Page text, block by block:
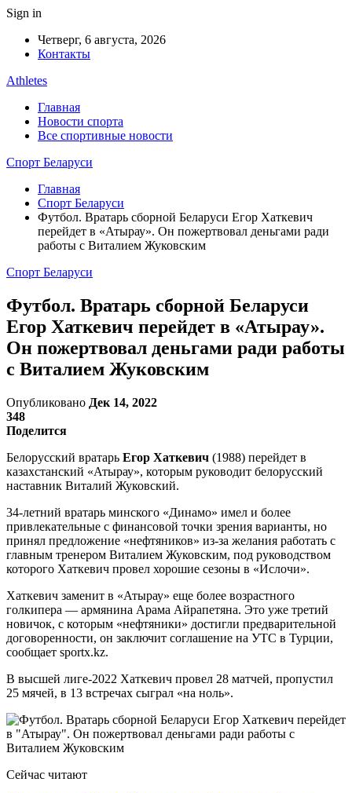
Sign in
Четверг, 6 августа, 2026
Контакты
Athletes
Главная
Новости спорта
Все спортивные новости
Спорт Беларуси
Главная
Спорт Беларуси
Футбол. Вратарь сборной Беларуси Егор Хаткевич
перейдет в «Атырау». Он пожертвовал деньгами ради
работы с Виталием Жуковским
Спорт Беларуси
Футбол. Вратарь сборной Беларуси
Егор Хаткевич перейдет в «Атырау».
Он пожертвовал деньгами ради работы
с Виталием Жуковским
Опубликовано Дек 14, 2022
348
Поделится
Белорусский вратарь Егор Хаткевич (1988) перейдет в
казахстанский «Атырау», которым руководит белорусский
наставник Виталий Жуковский.
34-летний вратарь минского «Динамо» имел и более
привлекательные с финансовой точки зрения варианты, но
принял предложение «нефтяников» из-за желания работать с
главным тренером Виталием Жуковским, под руководством
которого Хаткевич провел хорошие сезоны в «Ислочи».
Хаткевич заменит в «Атырау» еще более возрастного
голкипера — армянина Арама Айрапетяна. Это уже третий
новичок, с которым «нефтяники» достигли предварительной
договоренности, он заключит соглашение на УТС в Турции,
сообщает sportx.kz.
В высшей лиге-2022 Хаткевич провел 28 матчей, пропустил
25 мячей, в 13 встречах сыграл «на ноль».
Сейчас читают